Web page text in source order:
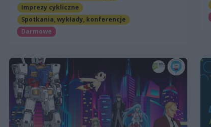
Imprezy cykliczne
Spotkania, wykłady, konferencje
Darmowe